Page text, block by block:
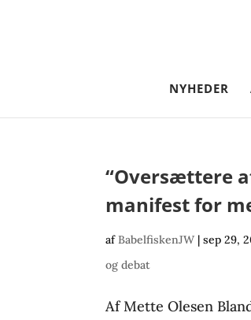
NYHEDER
“Oversættere
manifest for
afBabelfiskenJW |sep 29,
og debat
Af Mette Olesen